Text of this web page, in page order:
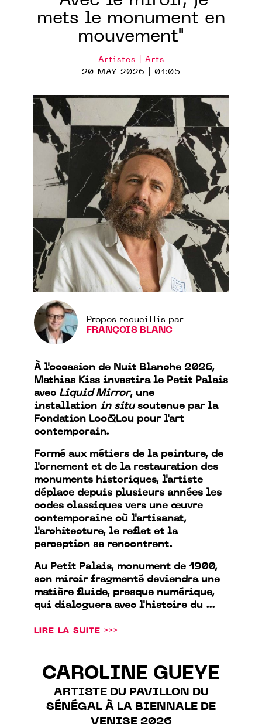
mets le monument en
mouvement"
Artistes | Arts
20 MAY 2026 | 01:05
Propos recueillis par
FRANÇOIS BLANC
À l'occasion de Nuit Blanche 2026,
Mathias Kiss investira le Petit Palais
avec Liquid Mirror, une
installation in situsoutenue par la
Fondation Loo&Lou pour l'art
contemporain.
Formé aux métiers de la peinture, de
l'ornement et de la restauration des
monuments historiques, l'artiste
déplace depuis plusieurs années les
codes classiques vers une œuvre
contemporaine où l'artisanat,
l'architecture, le reflet et la
perception se rencontrent.
Au Petit Palais, monument de 1900,
son miroir fragmenté deviendra une
matière fluide, presque numérique,
qui dialoguera avec l'histoire du ...
LIRE LA SUITE >>>
CAROLINE GUEYE
ARTISTE DU PAVILLON DU
SÉNÉGAL À LA BIENNALE DE
VENISE 2026